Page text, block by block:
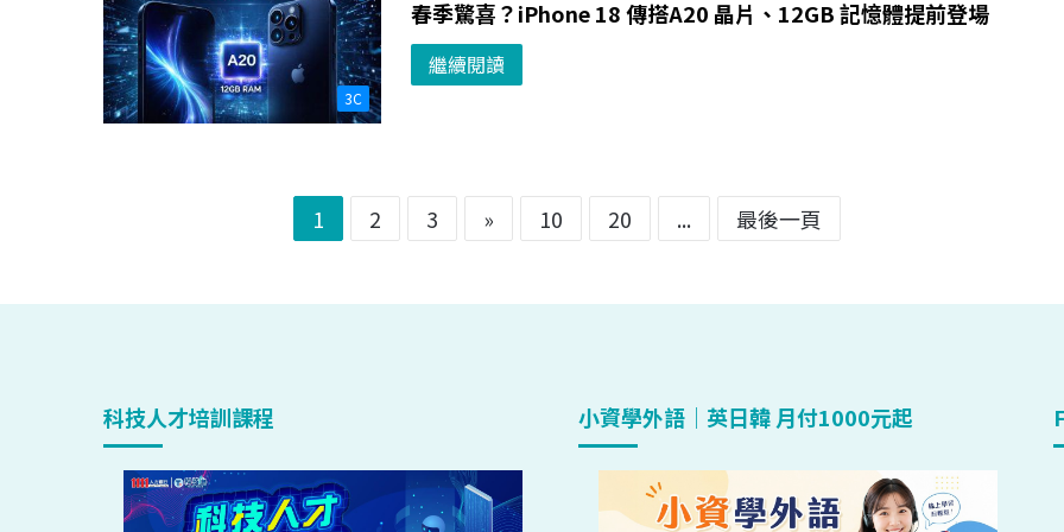
3C
春季驚喜？iPhone 18 傳搭A20 晶片、12GB 記憶體提前登場
繼續閱讀
1 2 3 » 10 20 ... 最後一頁
科技人才培訓課程 小資學外語｜英日韓 月付1000元起